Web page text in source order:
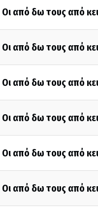
Οι από δω τους από
Οι από δω τους από
Οι από δω τους από
Οι από δω τους από
Οι από δω τους από
Οι από δω τους από